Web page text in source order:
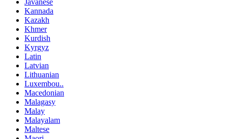
Javanese
Kannada
Kazakh
Khmer
Kurdish
Kyrgyz
Latin
Latvian
Lithuanian
Luxembou..
Macedonian
Malagasy
Malay
Malayalam
Maltese